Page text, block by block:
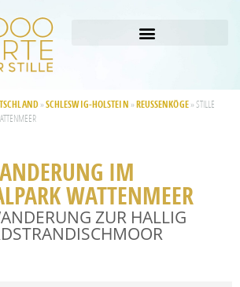
» SCHLESWIG-HOLSTEIN » REUSSENKÖGE » STILLE
IM
WATTENMEER
ZUR HALLIG